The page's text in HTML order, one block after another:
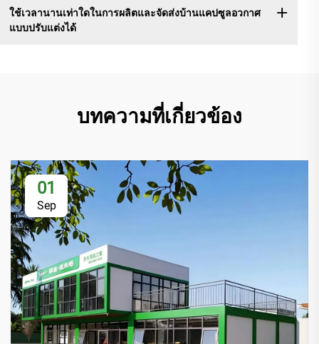
ใช้เวลานานเท่าใดในการผลิตและจัดส่งบ้านแคปซูลอวกาศ
แบบปรับแต่งได้
บทความที่เกี่ยวข้อง
01
Sep